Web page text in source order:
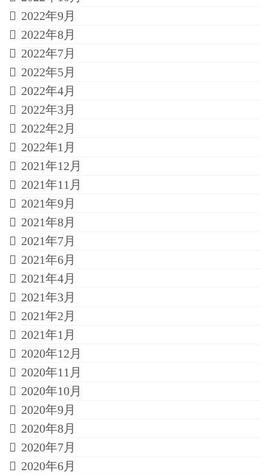
2022年9月
2022年8月
2022年7月
2022年5月
2022年4月
2022年3月
2022年2月
2022年1月
2021年12月
2021年11月
2021年9月
2021年8月
2021年7月
2021年6月
2021年4月
2021年3月
2021年2月
2021年1月
2020年12月
2020年11月
2020年10月
2020年9月
2020年8月
2020年7月
2020年6月